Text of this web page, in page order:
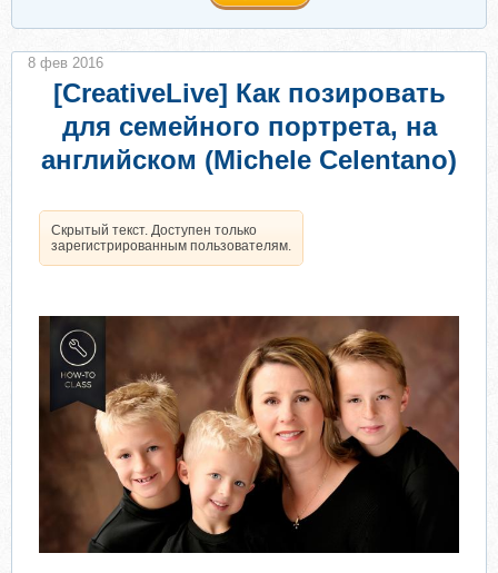
[CreativeLive] Как позировать
для семейного портрета, на
английском (Michele Celentano)
Скрытый текст. Доступен только
зарегистрированным пользователям.
8 фев 2016